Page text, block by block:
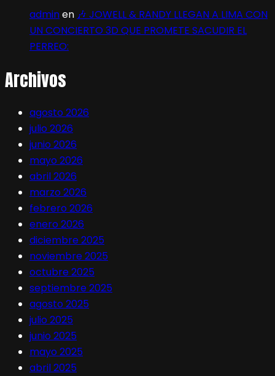
adminen 🎶 JOWELL & RANDY LLEGAN A LIMA CON
UN CONCIERTO 3D QUE PROMETE SACUDIR EL
PERREO:
Archivos
agosto 2026
julio 2026
junio 2026
mayo 2026
abril 2026
marzo 2026
febrero 2026
enero 2026
diciembre 2025
noviembre 2025
octubre 2025
septiembre 2025
agosto 2025
julio 2025
junio 2025
mayo 2025
abril 2025